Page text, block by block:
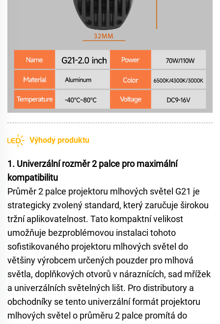
Výhody produktu
1. Univerzální rozměr 2 palce pro maximální
kompatibilitu
Průměr 2 palce projektoru mlhových světel G21 je
strategicky zvolený standard, který zaručuje širokou
tržní aplikovatelnost. Tato kompaktní velikost
umožňuje bezproblémovou instalaci tohoto
sofistikovaného projektoru mlhových světel do
většiny výrobcem určených pouzder pro mlhová
světla, doplňkových otvorů v náraznících, sad mřížek
a univerzálních světelných lišt. Pro distributory a
obchodníky se tento univerzální formát projektoru
mlhových světel o průměru 2 palce promítá do